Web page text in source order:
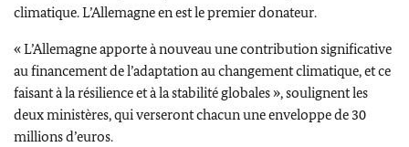
climatique. L’Allemagne en est le premier donateur.
« L’Allemagne apporte à nouveau une contribution significative
au financement de l’adaptation au changement climatique, et ce
faisant à la résilience et à la stabilité globales », soulignent les
deux ministères, qui verseront chacun une enveloppe de 30
millions d’euros.